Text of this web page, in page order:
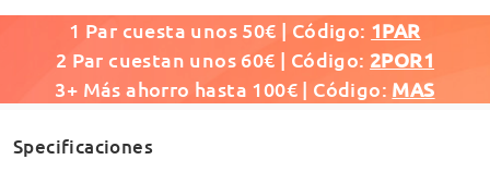
1 Par cuesta unos 50€ | Código: 1PAR
2 Par cuestan unos 60€ | Código: 2POR1
3+ Más ahorro hasta 100€ | Código: MAS
Specificaciones